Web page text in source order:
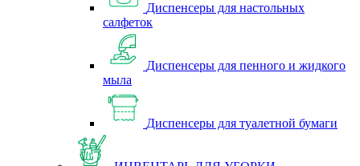
Диспенсеры для настольных
салфеток
Диспенсеры для пенного и жидкого
мыла
Диспенсеры для туалетной бумаги